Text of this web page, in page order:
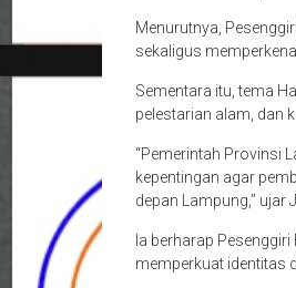
Menurutnya,
sekaligus
Sementara itu, tema
pelestarian alam, dan
“Pemerintah Provinsi
kepentingan agar
depan Lampung,” ujar
Ia berharap
memperkuat identitas